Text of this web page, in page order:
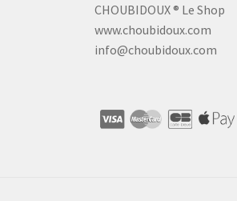
CHOUBIDOUX® Le Shop
www.choubidoux.com
info@choubidoux.com